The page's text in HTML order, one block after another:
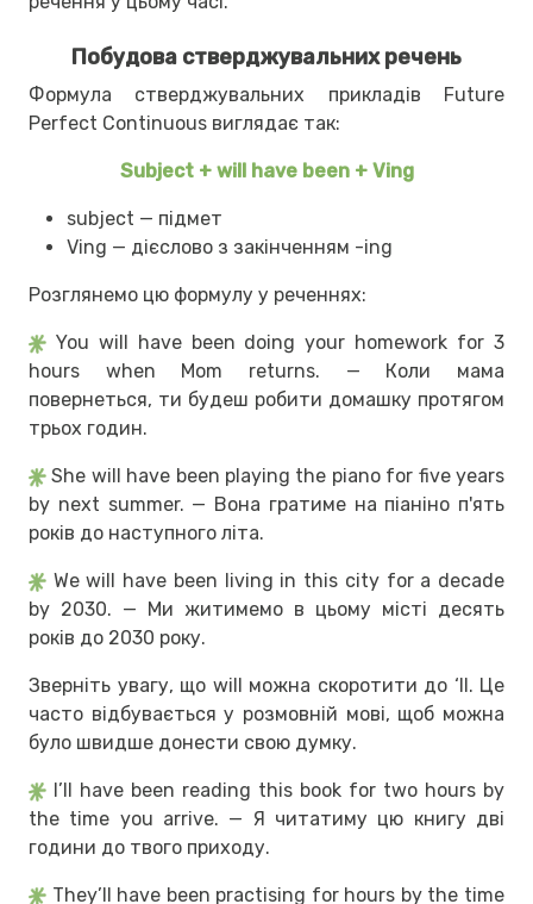
Побудова стверджувальних речень
Формула стверджувальних прикладів Future
Perfect Continuous виглядає так:
Subject + will have been + Ving
subject — підмет
Ving — дієслово з закінченням -ing
Розглянемо цю формулу у реченнях:
You will have been doing your homework for 3
hours when Mom returns. — Коли мама
повернеться, ти будеш робити домашку протягом
трьох годин.
She will have been playing the piano for five years
by next summer. — Вона гратиме на піаніно п'ять
років до наступного літа.
We will have been living in this city for a decade
by 2030. — Ми житимемо в цьому місті десять
років до 2030 року.
Зверніть увагу, що will можна скоротити до ‘ll. Це
часто відбувається у розмовній мові, щоб можна
було швидше донести свою думку.
I’ll have been reading this book for two hours by
the time you arrive. — Я читатиму цю книгу дві
години до твого приходу.
They’ll have been practising for hours by the time